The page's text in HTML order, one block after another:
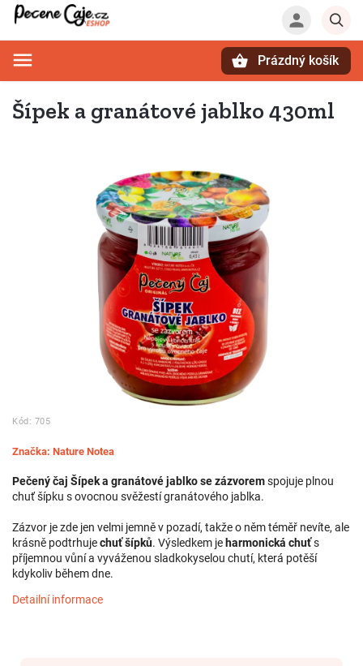
Prázdný košík
Šípek a granátové jablko 430ml
Kód: 705
Značka: Nature Notea
Pečený čaj Šípek a granátové jablko se zázvoremspojuje plnou
chuť šípku s ovocnou svěžestí granátového jablka.
Zázvor je zde jen velmi jemně v pozadí, takže o něm téměř nevíte, ale
krásně podtrhujechuť šípků. Výsledkem jeharmonická chuťs
příjemnou vůní a vyváženou sladkokyselou chutí, která potěší
kdykoliv během dne.
Detailní informace